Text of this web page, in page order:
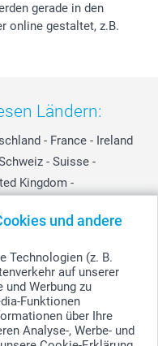
und andere
Technologien (z. B.
auf unserer
und Werbung zu
Funktionen
über Ihre
Analyse-, Werbe- und
gerade in den
online gestaltet, z.B.
Ländern:
- France - Ireland
- Suisse -
Kingdom -
vorbehalten.
und zzgl. Versandkosten.